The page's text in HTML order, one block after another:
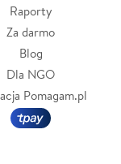
Raporty
Za darmo
Blog
Dla NGO
Pomagam.pl